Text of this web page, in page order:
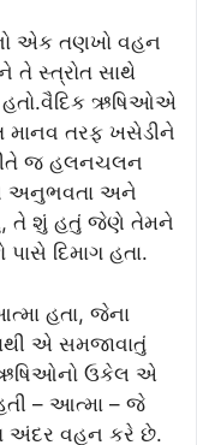
એક તણખો વહન
તે સ્ત્રોત સાથે
હતો.વૈદિક ઋષિઓએ
માનવ તરફ ખસેડીને
રીતે જ હલનચલન
અનુભવતા અને
તે શું હતું જેણે તેમને
દિમાગ હતા.
હતા, જેના
એ સમજાવાતું
ઋષિઓનો ઉકેલ એ
– આત્મા – જે
અંદર વહન કરે છે.